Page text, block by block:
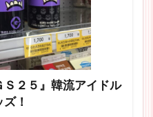
２５』韓流アイドル
！